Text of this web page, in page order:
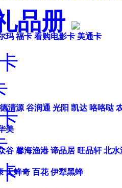
玛 福卡 看购电影卡 美通卡
德清源 谷润通 光阳 凯达 咯咯哒
美
谷 馨海渔港 谛品居 旺品轩 北水
天蜂奇 百花 伊犁黑蜂
品册